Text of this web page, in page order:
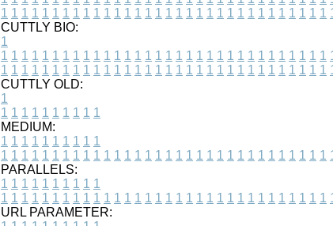
1 1 1 1 1 1 1 1 1 1 1 1 1 1 1 1 1 1 1 1 1 1 1 1 1 1 1 1 1 1 1 1
CUTTLY BIO:
1
1 1 1 1 1 1 1 1 1 1 1 1 1 1 1 1 1 1 1 1 1 1 1 1 1 1 1 1 1 1 1 1
1 1 1 1 1 1 1 1 1 1 1 1 1 1 1 1 1 1 1 1 1 1 1 1 1 1 1 1 1 1 1 1
CUTTLY OLD:
1
1 1 1 1 1 1 1 1 1 1
MEDIUM:
1 1 1 1 1 1 1 1 1 1
1 1 1 1 1 1 1 1 1 1 1 1 1 1 1 1 1 1 1 1 1 1 1 1 1 1 1 1 1 1 1 1
PARALLELS:
1 1 1 1 1 1 1 1 1 1
1 1 1 1 1 1 1 1 1 1 1 1 1 1 1 1 1 1 1 1 1 1 1 1 1 1 1 1 1 1 1 1
URL PARAMETER: